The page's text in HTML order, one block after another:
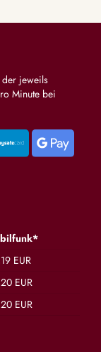
der jeweils
Minute bei
EUR
EUR
EUR